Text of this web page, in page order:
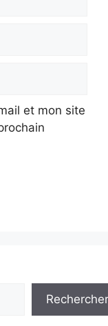
et mon site
Rechercher